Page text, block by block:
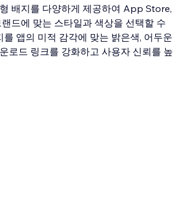
배지를 다양하게 제공하여 App Store,
드에 맞는 스타일과 색상을 선택할 수
앱의 미적 감각에 맞는 밝은색, 어두운
로드 링크를 강화하고 사용자 신뢰를 높